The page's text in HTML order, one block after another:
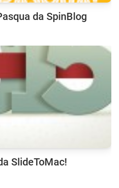
da SpinBlog
SlideToMac!